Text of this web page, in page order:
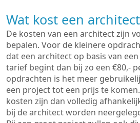
Wat kost een
De kosten van een architect zijn
bepalen. Voor de kleinere
dat een architect op basis van
tarief begint dan bij zo een €80,-
opdrachten is het meer
een project tot een prijs te
kosten zijn dan volledig
bij de architect worden